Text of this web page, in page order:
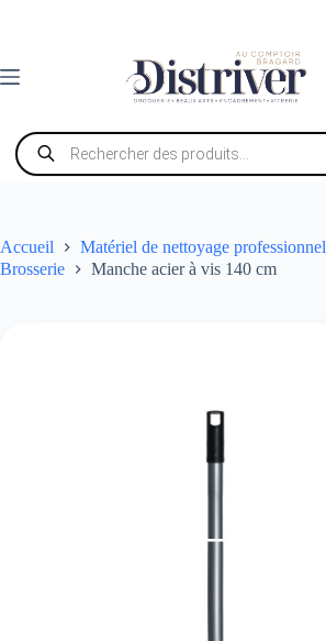
Recherche
de
produits
Accueil
Matériel de nettoyage professionnel
Brosserie
Manche acier à vis 140 cm